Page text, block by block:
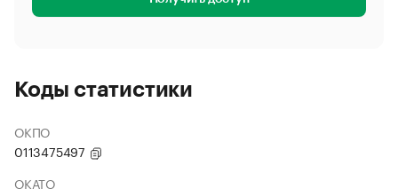
Коды статистики
ОКПО
0113475497
ОКАТО